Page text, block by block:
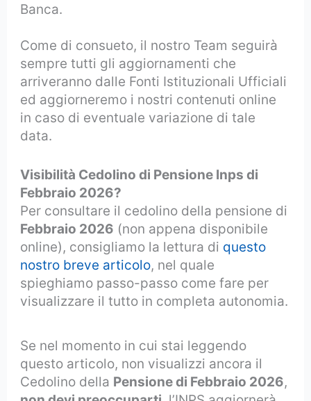
Banca.
Come di consueto, il nostro Team seguirà
sempre tutti gli aggiornamenti che
arriveranno dalle Fonti Istituzionali Ufficiali
ed aggiorneremo i nostri contenuti online
in caso di eventuale variazione di tale
data.
Visibilità Cedolino di Pensione Inps di
Febbraio 2026?
Per consultare il cedolino della pensione di
Febbraio 2026 (non appena disponibile
online), consigliamo la lettura di questo
nostro breve articolo, nel quale
spieghiamo passo-passo come fare per
visualizzare il tutto in completa autonomia.
Se nel momento in cui stai leggendo
questo articolo, non visualizzi ancora il
Cedolino della Pensione di Febbraio 2026,